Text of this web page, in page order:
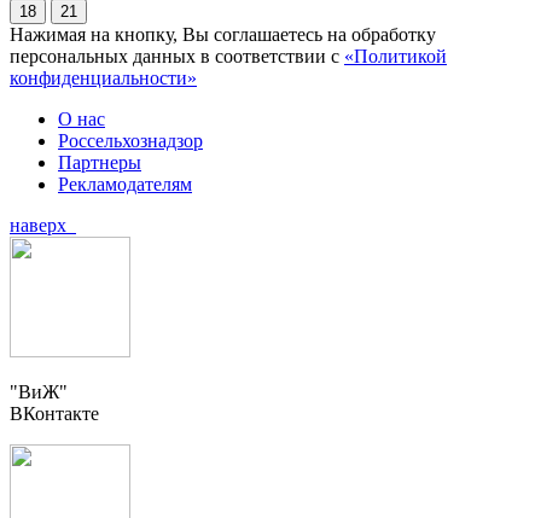
18 21
Нажимая на кнопку, Вы соглашаетесь на обработку
персональных данных в соответствии с «Политикой
конфиденциальности»
О нас
Россельхознадзор
Партнеры
Рекламодателям
наверх
"ВиЖ"
ВКонтакте